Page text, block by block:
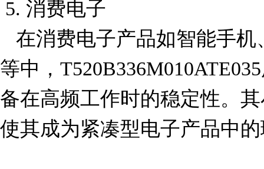
等中，
备在高频工作时的稳定性。
使其成为紧凑型电子产品中